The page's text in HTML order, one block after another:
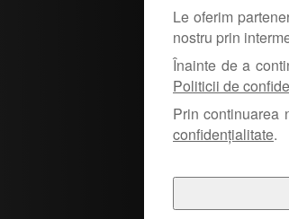
Le oferim
nostru prin
Înainte de a
Politicii de
Prin continuarea
confidențialitate.